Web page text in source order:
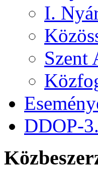
I.
Szent
DDOP-